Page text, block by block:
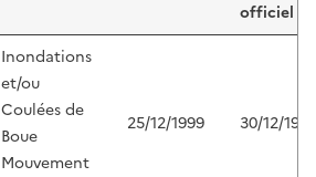
officiel du
Inondations
et/ou
Coulées de
Boue
Mouvement
25/12/1999 30/12/1999